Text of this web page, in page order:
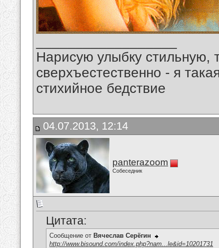
Нарисую улыбку стильную,
сверхъестественно - я
стихийное бедствие
04.07.2013, 12:14
panterazoom
Собеседник
Цитата:
Сообщение от Вячеслав Серёгин
http://www.bisound.com/index.php?nam...le&id=10201731